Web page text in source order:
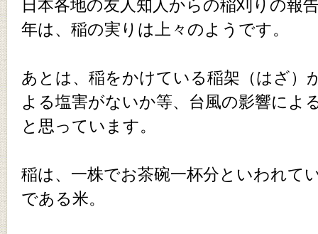
日本各地の友人知人からの稲刈りの報
年は、稲の実りは上々のようです。
あとは、稲をかけている稲架（はざ）
よる塩害がないか等、台風の影響によ
と思っています。
稲は、一株でお茶碗一杯分といわれて
である米。